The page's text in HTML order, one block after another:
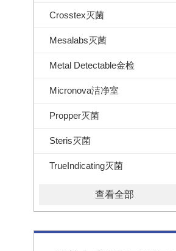
Crosstex灭菌
Mesalabs灭菌
Metal Detectable金检
Micronova洁净室
Propper灭菌
Steris灭菌
TrueIndicating灭菌
查看全部